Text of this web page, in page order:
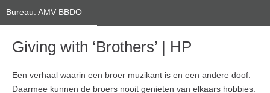
Bureau: AMV BBDO
Giving with ‘Brothers’ | HP
Een verhaal waarin een broer muzikant is en een andere doof.
Daarmee kunnen de broers nooit genieten van elkaars hobbies.